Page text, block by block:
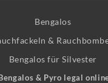
Bengalos
&
Bengalos für Silvester
& Pyro legal